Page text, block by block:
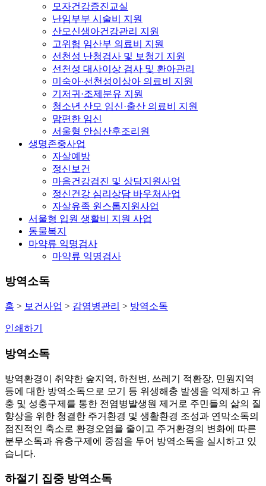
모자건강증진교실
난임부부 시술비 지원
산모신생아건강관리 지원
고위험 임산부 의료비 지원
선천성 난청검사 및 보청기 지원
선천성 대사이상 검사 및 환아관리
미숙아·선천성이상아 의료비 지원
기저귀·조제분유 지원
청소년 산모 임신·출산 의료비 지원
맘편한 임신
서울형 안심산후조리원
생명존중사업
자살예방
정신보건
마음건강검진 및 상담지원사업
정신건강 심리상담 바우처사업
자살유족 원스톱지원사업
서울형 입원 생활비 지원 사업
동물복지
마약류 익명검사
마약류 익명검사
방역소독
홈 > 보건사업 > 감염병관리 > 방역소독
인쇄하기
방역소독
방역환경이 취약한 숲지역, 하천변, 쓰레기 적환장, 민원지역
등에 대한 방역소독으로 모기 등 위생해충 발생을 억제하고 유
충 및 성충구제를 통한 전염병발생원 제거로 주민들의 삶의 질
향상을 위한 청결한 주거환경 및 생활환경 조성과 연막소독의
점진적인 축소로 환경오염을 줄이고 주거환경의 변화에 따른
분무소독과 유충구제에 중점을 두어 방역소독을 실시하고 있
습니다.
하절기 집중 방역소독